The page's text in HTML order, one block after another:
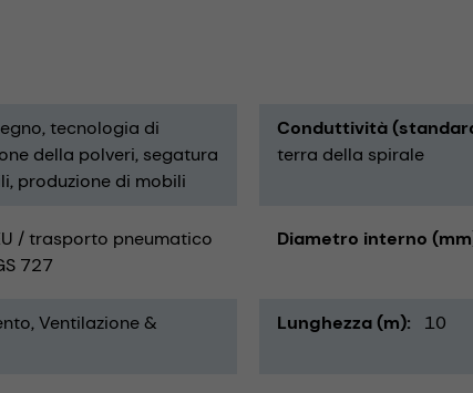
tecnologia di
della polveri segatura
produzione di mobili
Conduttività
terra della spirale
/ trasporto pneumatico
727
Diametro interno
Ventilazione &
Lunghezza (m) 10